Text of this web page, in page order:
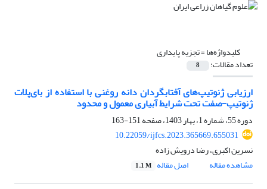
کلیدواژه‌ها =تجزیه پایداری
تعداد مقالات: 8
ارزیابی ژنوتیپ‌های آفتابگردان دانه روغنی با استفاده از بای‌پلات
ژنوتیپ-صفت تحت شرایط آبیاری معمول و محدود
دوره 55، شماره 1، بهار 1403، صفحه
151-163
10.22059/ijfcs.2023.365669.655031
نسرین اکبری، رضا درویش زاده
مشاهده مقاله
اصل مقاله 1.1 M